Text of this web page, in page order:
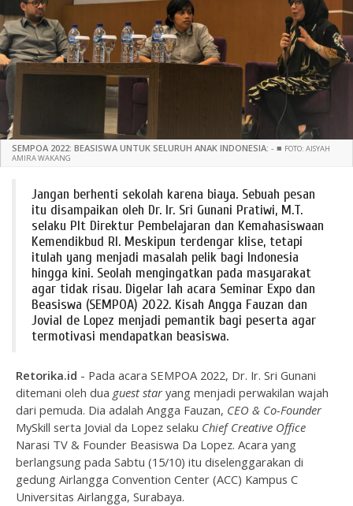
SEMPOA 2022: BEASISWA UNTUK SELURUH ANAK INDONESIA: - ■ FOTO: AISYAH
AMIRA WAKANG
Jangan berhenti sekolah karena biaya. Sebuah pesan
itu disampaikan oleh Dr. Ir. Sri Gunani Pratiwi, M.T.
selaku Plt Direktur Pembelajaran dan Kemahasiswaan
Kemendikbud RI. Meskipun terdengar klise, tetapi
itulah yang menjadi masalah pelik bagi Indonesia
hingga kini. Seolah mengingatkan pada masyarakat
agar tidak risau. Digelar lah acara Seminar Expo dan
Beasiswa (SEMPOA) 2022. Kisah Angga Fauzan dan
Jovial de Lopez menjadi pemantik bagi peserta agar
termotivasi mendapatkan beasiswa.
Retorika.id - Pada acara SEMPOA 2022, Dr. Ir. Sri Gunani
ditemani oleh dua guest star yang menjadi perwakilan wajah
dari pemuda. Dia adalah Angga Fauzan, CEO & Co-Founder
MySkill serta Jovial da Lopez selaku Chief Creative Office
Narasi TV & Founder Beasiswa Da Lopez. Acara yang
berlangsung pada Sabtu (15/10) itu diselenggarakan di
gedung Airlangga Convention Center (ACC) Kampus C
Universitas Airlangga, Surabaya.